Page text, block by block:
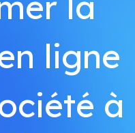
ligne
à